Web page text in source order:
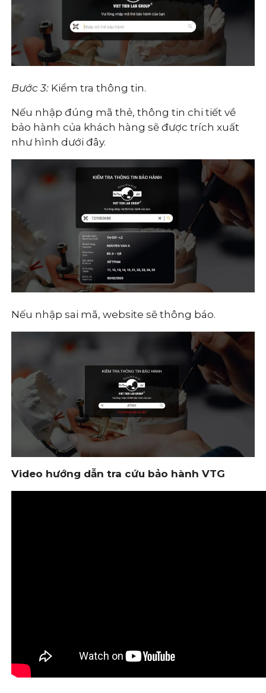
Bước 3: Kiểm tra thông tin.
Nếu nhập đúng mã thẻ, thông tin chi tiết về
bảo hành của khách hàng sẽ được trích xuất
như hình dưới đây.
Nếu nhập sai mã, website sẽ thông báo.
Video hướng dẫn tra cứu bảo hành VTG